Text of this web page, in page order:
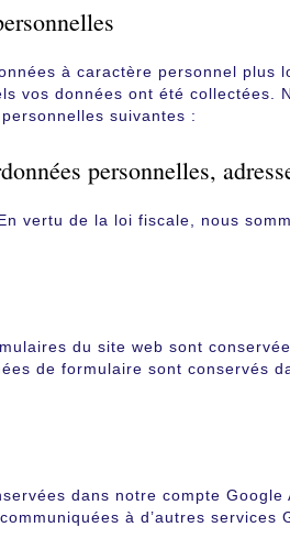
à caractère personnel
vos données ont été collectées.
suivantes :
personnelles,
vertu de la loi fiscale, nous
du site web sont
de formulaire sont conservés
dans notre compte
à d’autres services